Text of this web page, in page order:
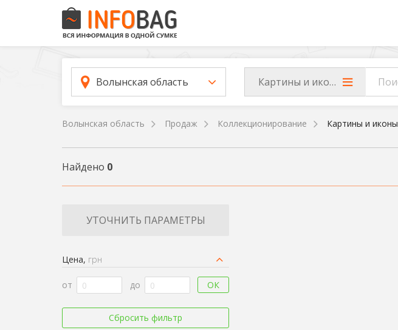
Волынская область Картины и иконы
Волынская область Продаж Коллекционирование Картины и иконы
Найдено 0
УТОЧНИТЬ ПАРАМЕТРЫ
Цена, грн
от до ОК
Сбросить фильтр